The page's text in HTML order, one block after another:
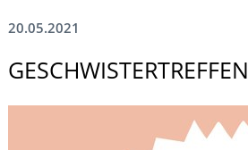
20.05.2021
GESCHWISTER­TREFFEN